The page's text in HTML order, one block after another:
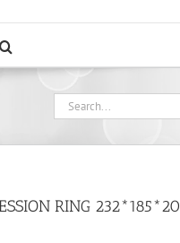
Search
for:
RING 232*185*20